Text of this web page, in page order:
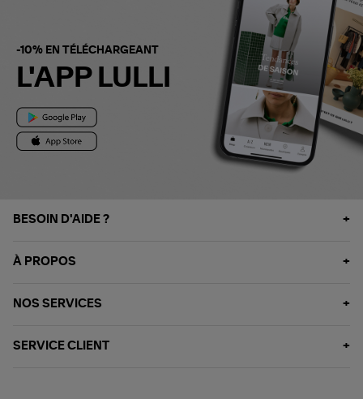
-10% EN TÉLÉCHARGEANT
L'APP LULLI
BESOIN D'AIDE ?
À PROPOS
NOS SERVICES
SERVICE CLIENT